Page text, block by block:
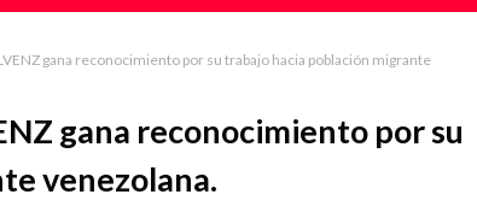
gana reconocimiento por su trabajo hacia población migrante
gana reconocimiento por su
venezolana.